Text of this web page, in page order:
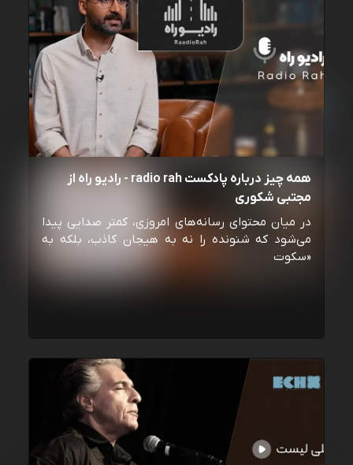
همه چیز درباره پادکست radio rah - رادیو راه از
مجتبی شکوری
در میان محتوای رسانه‌های امروزی، کمتر صدایی پیدا
می‌شود که شنونده را نه به هیجان کاذب، بلکه به
«سکوت